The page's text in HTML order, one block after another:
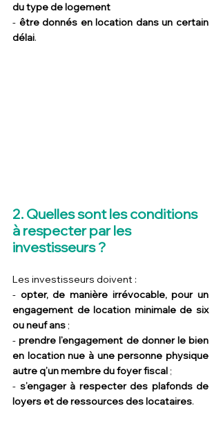
du type de logement
- être donnés en location dans un certain
délai.
2. Quelles sont les conditions
à respecter par les
investisseurs ?
Les investisseurs doivent :
- opter, de manière irrévocable, pour un
engagement de location minimale de six
ou neuf ans ;
- prendre l’engagement de donner le bien
en location nue à une personne physique
autre q’un membre du foyer fiscal ;
- s’engager à respecter des plafonds de
loyers et de ressources des locataires.